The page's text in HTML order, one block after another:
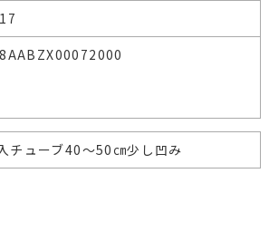
チューブ40～50㎝少し凹み